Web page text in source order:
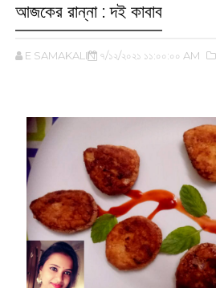
আজকের রান্না : দই কাবাব
E SAMAKALIN ৭/১২/২০২১ ১১:০০:০০ AM